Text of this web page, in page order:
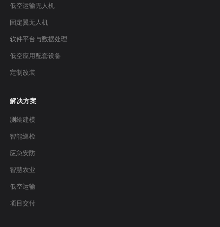
低空运输无人机
固定翼无人机
软件平台与数据处理
低空应用配套设备
定制改装
解决方案
测绘建模
智能巡检
应急安防
智慧农业
低空运输
项目交付